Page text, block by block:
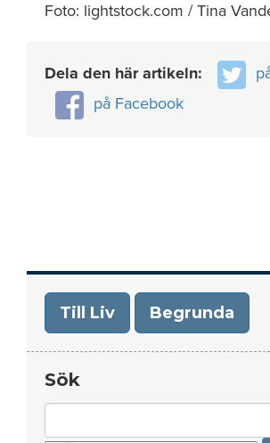
Foto: lightstock.com / Tina
Dela den här artikeln:
på Facebook
Till Liv Begrunda
Sök
for: